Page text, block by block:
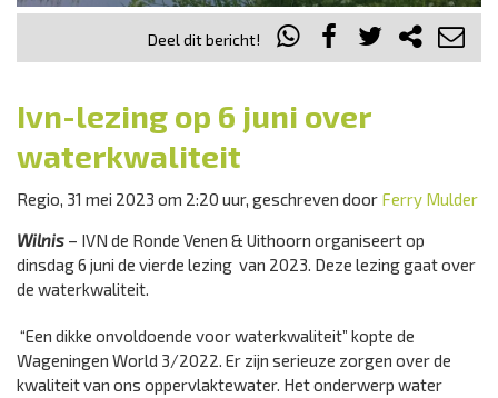
Deel dit bericht!
Ivn-lezing op 6 juni over
waterkwaliteit
Regio, 31 mei 2023 om 2:20 uur, geschreven door Ferry Mulder
Wilnis – IVN de Ronde Venen & Uithoorn organiseert op
dinsdag 6 juni de vierde lezing van 2023. Deze lezing gaat over
de waterkwaliteit.
“Een dikke onvoldoende voor waterkwaliteit” kopte de
Wageningen World 3/2022. Er zijn serieuze zorgen over de
kwaliteit van ons oppervlaktewater. Het onderwerp water